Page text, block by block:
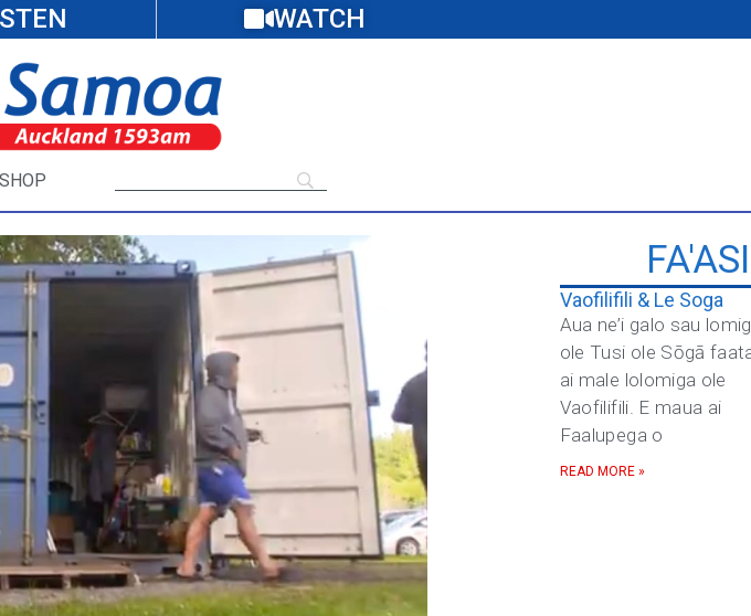
WATCH
SHOP
Vaofilifili & Le Soga
Aua ne’i galo sau
ole Tusi ole Sōgā
ai male lolomiga ole
Vaofilifili. E maua ai
Faalupega o
READ MORE »